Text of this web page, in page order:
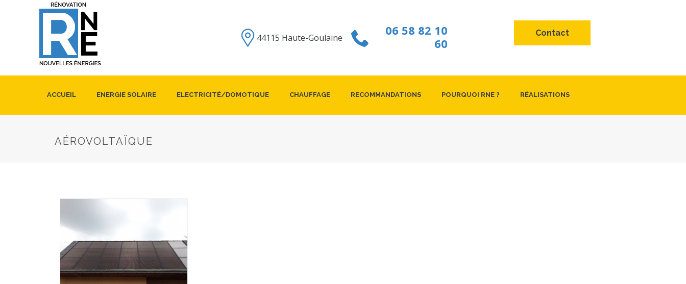
44115 Haute-Goulaine
06 58 82 10
60
Contact
ACCUEIL ENERGIE SOLAIRE ELECTRICITÉ/DOMOTIQUE CHAUFFAGE RECOMMANDATIONS POURQUOI RNE ? RÉALISATIONS
AÉROVOLTAÏQUE